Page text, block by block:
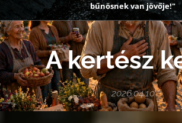
bűnösnek van jövője!"
A kertész
2026.04.10